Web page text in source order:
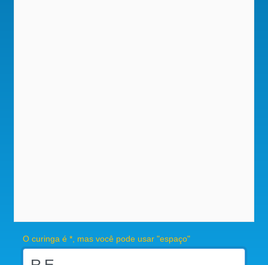
O curinga é *, mas você pode usar "espaço"